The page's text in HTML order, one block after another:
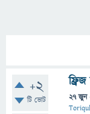
+2
টি ভোট 27 জুন